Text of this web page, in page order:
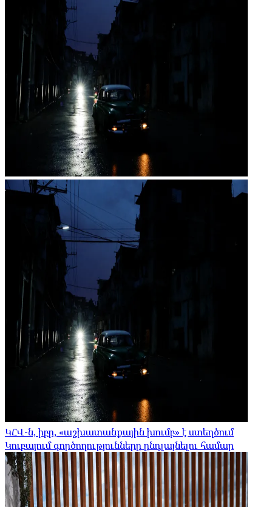
ԿՀՎ-ն, իբր, «աշխատանքային խումբ» է ստեղծում
Կուբայում գործողությունները ընդլայնելու համար